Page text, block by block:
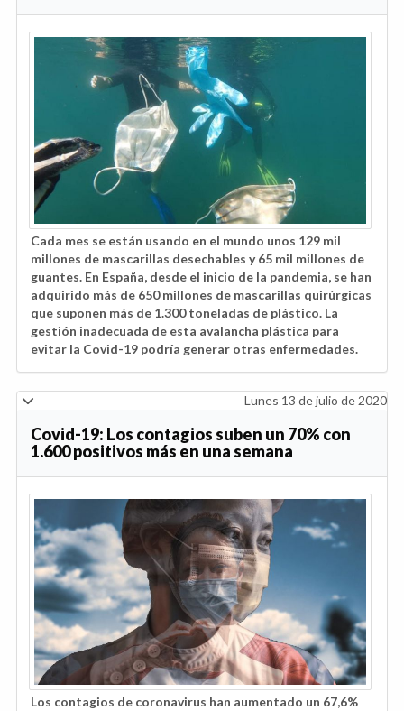
Cada mes se están usando en el mundo unos 129 mil
millones de mascarillas desechables y 65 mil millones de
guantes. En España, desde el inicio de la pandemia, se han
adquirido más de 650 millones de mascarillas quirúrgicas
que suponen más de 1.300 toneladas de plástico. La
gestión inadecuada de esta avalancha plástica para
evitar la Covid-19 podría generar otras enfermedades.
Lunes 13 de julio de 2020
Covid-19: Los contagios suben un 70% con
1.600 positivos más en una semana
Los contagios de coronavirus han aumentado un 67,6%